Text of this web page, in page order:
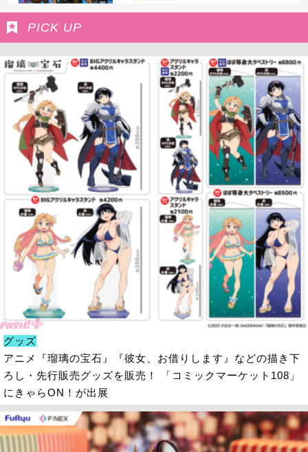
PICK UP
グッズ
アニメ『瑠璃の宝石』『彼女、お借りします』などの描き下
ろし・先行販売グッズを販売！ 「コミックマーケット108」
にきゃらON！が出展